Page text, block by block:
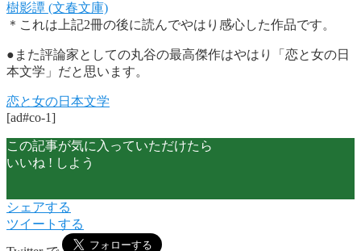
樹影譚 (文春文庫)
＊これは上記2冊の後に読んでやはり感心した作品です。
●また評論家としての丸谷の最高傑作はやはり「恋と女の日
本文学」だと思います。
恋と女の日本文学
[ad#co-1]
この記事が気に入っていただけたら
いいね ! しよう
シェアする
ツイートする